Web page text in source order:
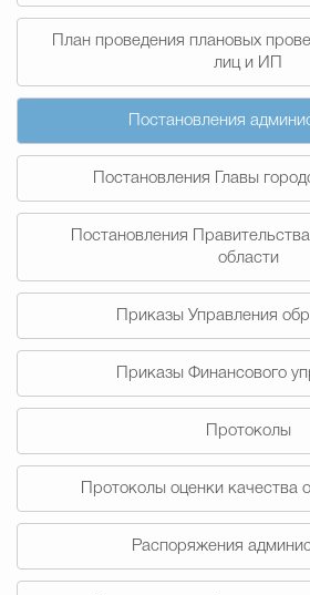
План проведения плановых
лиц и ИП
Постановления
Постановления Главы
Постановления
области
Приказы Управления
Приказы Финансового
Протоколы
Протоколы оценки качества
Распоряжения